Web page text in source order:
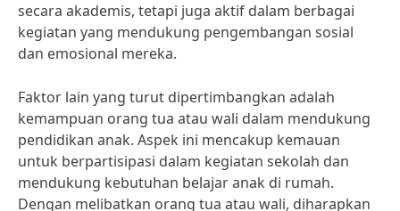
secara akademis, tetapi juga aktif dalam berbagai
kegiatan yang mendukung pengembangan sosial
dan emosional mereka.
Faktor lain yang turut dipertimbangkan adalah
kemampuan orang tua atau wali dalam mendukung
pendidikan anak. Aspek ini mencakup kemauan
untuk berpartisipasi dalam kegiatan sekolah dan
mendukung kebutuhan belajar anak di rumah.
Dengan melibatkan orang tua atau wali, diharapkan